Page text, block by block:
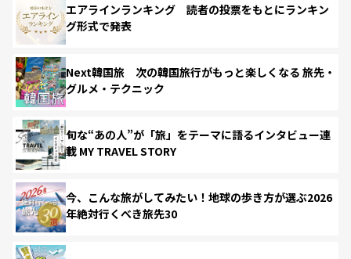
エアラインランキング 読者の投票をもとにランキン
グ形式で発表
Next韓国旅 次の韓国旅行がもっと楽しくなる 旅先・
グルメ・テクニック
旬な“あの人”が「旅」をテーマに語るインタビュー連
載 MY TRAVEL STORY
今、こんな旅がしてみたい！地球の歩き方が選ぶ2026
年絶対行くべき旅先30